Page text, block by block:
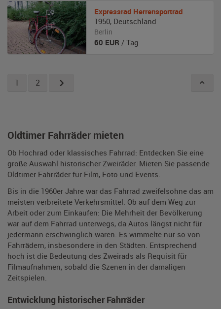
Oldtimer Fahrräder mieten
Ob Hochrad oder klassisches Fahrrad: Entdecken Sie eine
große Auswahl historischer Zweiräder. Mieten Sie passende
Oldtimer Fahrräder für Film, Foto und Events.
Bis in die 1960er Jahre war das Fahrrad zweifelsohne das am
meisten verbreitete Verkehrsmittel. Ob auf dem Weg zur
Arbeit oder zum Einkaufen: Die Mehrheit der Bevölkerung
war auf dem Fahrrad unterwegs, da Autos längst nicht für
jedermann erschwinglich waren. Es wimmelte nur so von
Fahrrädern, insbesondere in den Städten. Entsprechend
hoch ist die Bedeutung des Zweirads als Requisit für
Filmaufnahmen, sobald die Szenen in der damaligen
Zeitspielen.
Entwicklung historischer Fahrräder
Expressrad Herrensportrad
1950, Deutschland
Berlin
60 EUR / Tag
1 2